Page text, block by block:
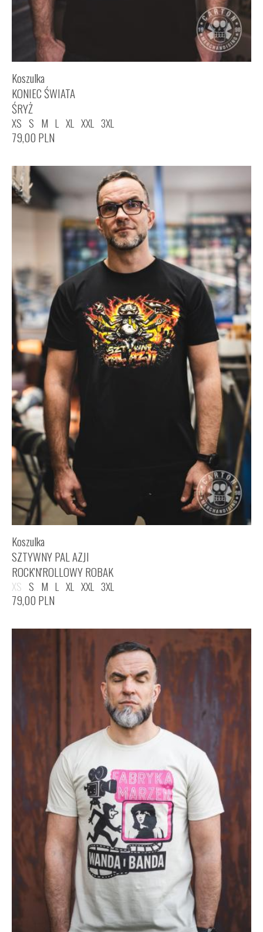
Koszulka
KONIEC ŚWIATA
ŚRYŻ
XS S M L XL XXL 3XL
79,00 PLN
Koszulka
SZTYWNY PAL AZJI
ROCK'N'ROLLOWY ROBAK
XS S M L XL XXL 3XL
79,00 PLN